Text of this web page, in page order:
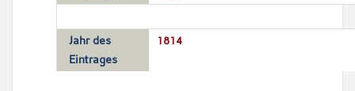
Jahr des
Eintrages
1814